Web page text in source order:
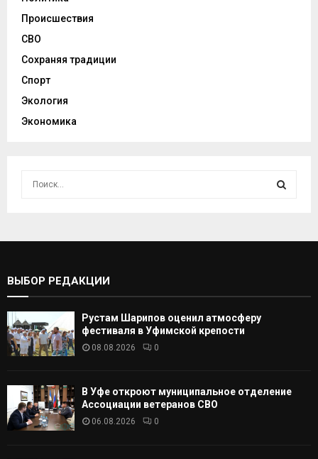
Происшествия
СВО
Сохраняя традиции
Спорт
Экология
Экономика
С
А
ВЫБОР РЕДАКЦИИ
Рустам Шарипов оценил атмосферу
фестиваля в Уфимской крепости
08.08.2026 0
В Уфе откроют муниципальное отделение
Ассоциации ветеранов СВО
06.08.2026 0